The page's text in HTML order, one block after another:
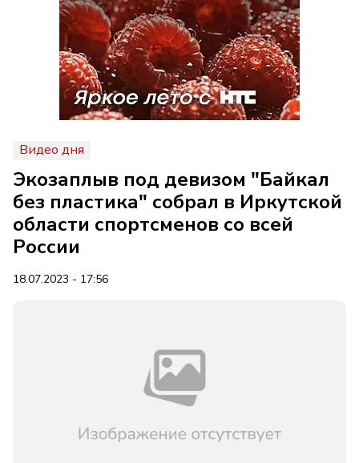
Видео дня
Экозаплыв под девизом "Байкал
без пластика" собрал в Иркутской
области спортсменов со всей
России
18.07.2023 - 17:56